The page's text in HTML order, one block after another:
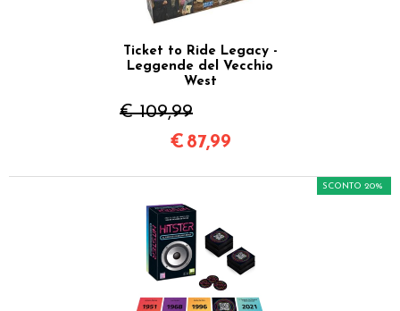
Ticket to Ride Legacy -
Leggende del Vecchio
West
€ 109,99
€ 87,99
SCONTO 20%